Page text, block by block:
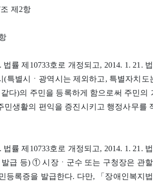
제2항
법률 제10733호로 개정되고, 2014. 1. 21.
(특별시ㆍ광역시는 제외하고, 특별자치
다)의 주민을 등록하게 함으로써 주민의
민생활의 편익을 증진시키고 행정사무를
법률 제10733호로 개정되고, 2014. 1. 21.
급 등) ① 시장ㆍ군수 또는 구청장은 관
등록증을 발급한다. 다만, 「장애인복지